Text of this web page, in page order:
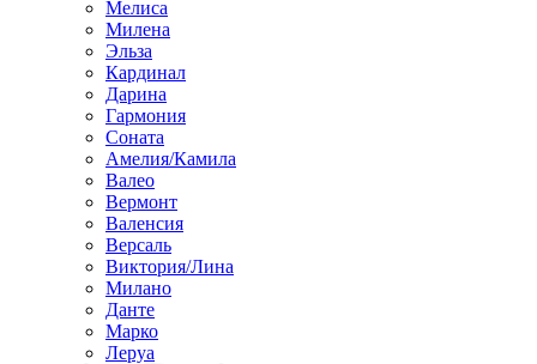
Мелиса
Милена
Эльза
Кардинал
Дарина
Гармония
Соната
Амелия/Камила
Валео
Вермонт
Валенсия
Версаль
Виктория/Лина
Милано
Данте
Марко
Леруа